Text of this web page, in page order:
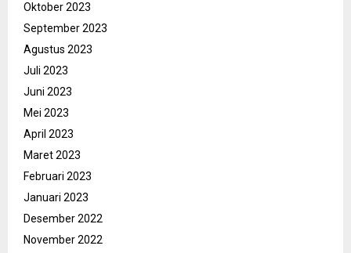
Oktober 2023
September 2023
Agustus 2023
Juli 2023
Juni 2023
Mei 2023
April 2023
Maret 2023
Februari 2023
Januari 2023
Desember 2022
November 2022